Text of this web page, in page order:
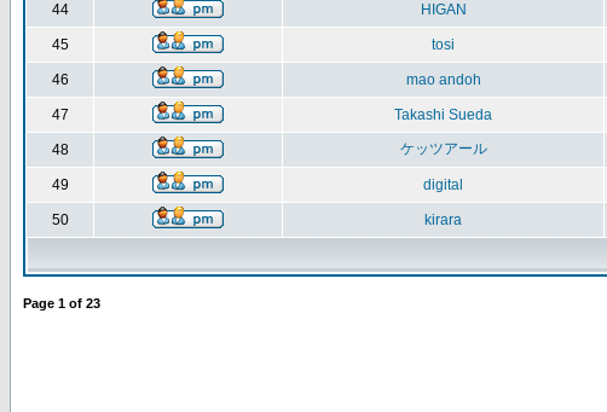
44 HIGAN
45 tosi
46 mao andoh
47 Takashi Sueda
48 ケッツアール
49 digital
50 kirara
Page 1 of 23